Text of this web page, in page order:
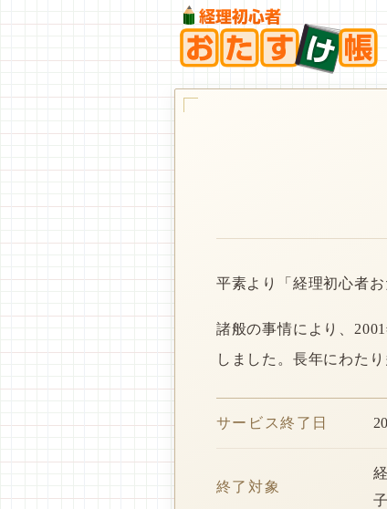
平素より「経理初心者
諸般の事情により、
しました。長年にわた
サービス終了日
終了対象